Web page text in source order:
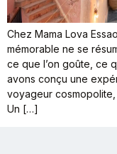
Chez Mama Lova
mémorable ne se
ce que l’on goûte, ce
avons conçu une
voyageur
Un […]